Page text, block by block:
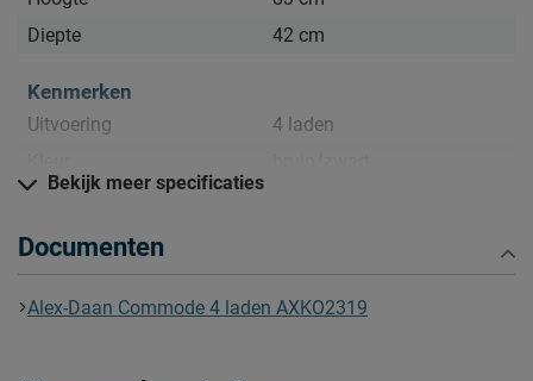
Diepte
42 cm
Kenmerken
Uitvoering
4 laden
Materiaal
Goed om te weten
Bekijk meer specificaties
Documenten
Alex-Daan Commode 4 laden AXKO2319